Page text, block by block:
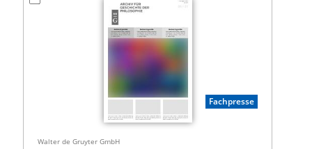
Fachpresse
Walter de Gruyter GmbH